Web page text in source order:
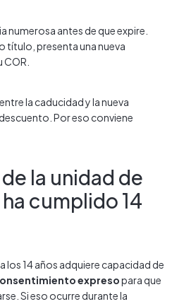
numerosa antes de que expire.
título, presenta una nueva
la caducidad y la nueva
Por eso conviene
la unidad de
cumplido 14
los 14 años adquiere capacidad de
expresopara que
Si eso ocurre durante la